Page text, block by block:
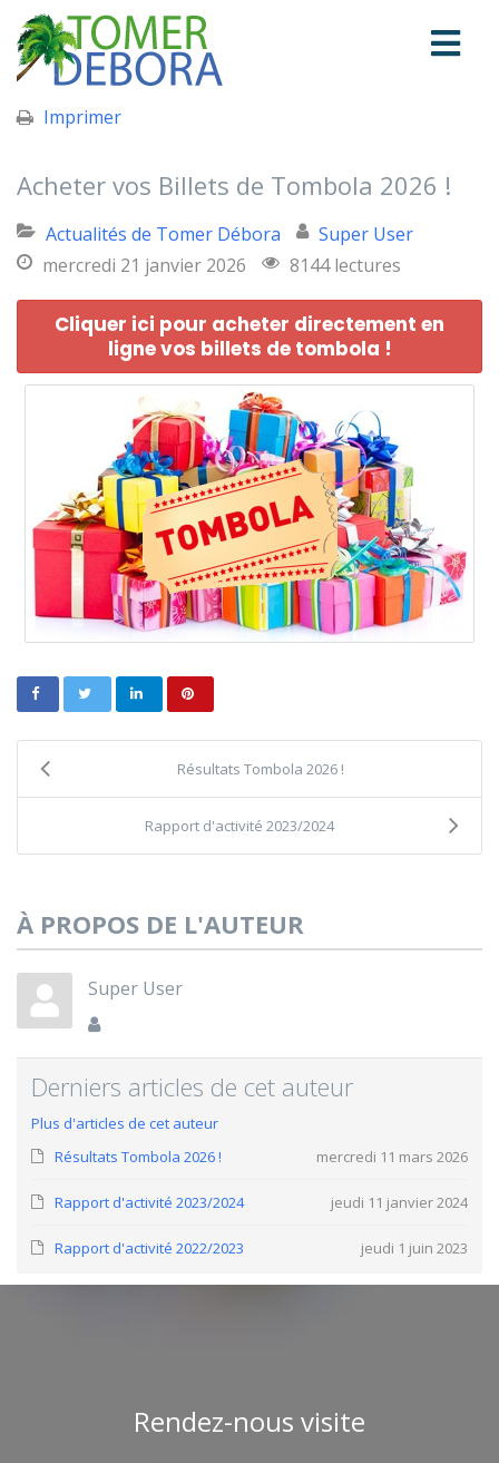
Imprimer
Acheter vos Billets de Tombola 2026 !
Actualités de Tomer Débora
Super User
mercredi 21 janvier 2026
8144 lectures
Cliquer ici pour acheter directement en
ligne vos billets de tombola !
Résultats Tombola 2026 !
Rapport d'activité 2023/2024
À PROPOS DE L'AUTEUR
Super User
Derniers articles de cet auteur
Plus d'articles de cet auteur
mercredi 11 mars 2026
Résultats Tombola 2026 !
jeudi 11 janvier 2024
Rapport d'activité 2023/2024
jeudi 1 juin 2023
Rapport d'activité 2022/2023
Rendez-nous visite